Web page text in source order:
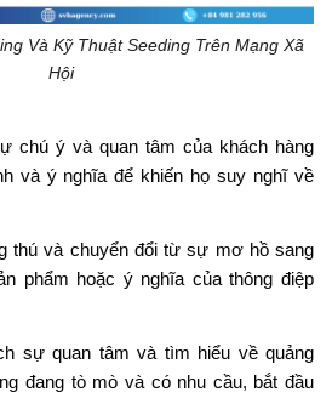
Và Kỹ Thuật Seeding Trên Mạng Xã
Hội
chú ý và quan tâm của khách hàng
và ý nghĩa để khiến họ suy nghĩ về
thú và chuyển đổi từ sự mơ hồ sang
phẩm hoặc ý nghĩa của thông điệp
sự quan tâm và tìm hiểu về quảng
đang tò mò và có nhu cầu, bắt đầu